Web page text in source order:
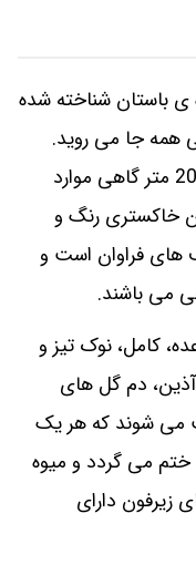
ی باستان شناخته شده
همه جا می روید.
زیرفون، درختی است به ارتفاع حدود 20 متر گاهی موارد
خاکستری رنگ و
های فراوان است و
می باشند.
کامل، نوک تیز و
دم گل های
می شوند که هر یک
می گردد و میوه
دارای